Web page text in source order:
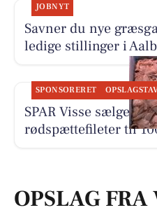
JOBNYT
Savner du nye
ledige stillinger i
SPONSORERET
SPAR Visse sælger
rødspættefileter til
OPSLAG FRA